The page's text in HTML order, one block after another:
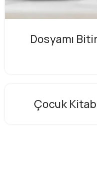
Dosyamı
Çocuk